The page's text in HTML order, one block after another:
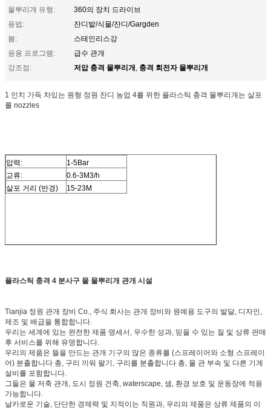
물뿌리개 유형:
360의 장치 드라이브
용법:
잔디밭/식물/잔디/Gargden
봄:
스테인리스강
응용 프로그램:
급수 관개
강조점:
저압 충격 물뿌리개, 충격 회전자 물뿌리개
1 인치 가득 차있는 원형 정원 잔디 농업 4를 위한 플라스틱 충격 물뿌리개는 살포
를 nozzles
압력:
1-5Bar
교류:
0.6-3M3/h
살포 거리 (반경)
15-23M
플라스틱 충격 4 분사구 물 물뿌리개 관개 시설
Tianjia 정원 관개 장비 Co., 주식 회사는 관개 장비와 원예용 도구의 발달, 디자인,
제조 및 배급을 통합합니다.
우리는 세계에 있는 완전한 제품 명세서, 우수한 성과, 믿을 수 있는 질 및 상류 판매
후 서비스를 위해 유명합니다.
우리의 제품은 뜰을 만드는 관개 기구의 많은 종류를 (스프레이어와 소형 스프레이
어) 분출합니다 총, 구리 끼워 팔기, 구리를 분출합니다 총, 물 관 부속 및 다른 기계
설비를 포함합니다.
그들은 물 저축 관개, 도시 정원 건축, waterscape, 샘, 환경 보호 및 운동장에 적용
가능합니다.
날카로운 기술, 단단한 경제력 및 지적이는 직원과, 우리의 제품은 상류 제품의 이